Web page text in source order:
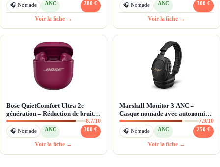
🎧 Nomade ANC 280 €
Voir la fiche →
🎧 Nomade ANC 300 €
Voir la fiche →
Bose QuietComfort Ultra 2e
génération – Réduction de bruit
absolue et qualité d'appel IA8.7/10
🎧 Nomade ANC 300 €
Voir la fiche →
Marshall Monitor 3 ANC –
Casque nomade avec autonomie
record et ANC adaptatif
7.9/10
🎧 Nomade ANC 250 €
Voir la fiche →